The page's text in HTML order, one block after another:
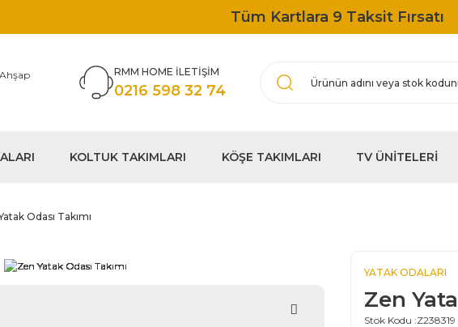
Tüm Kartlara 9 Taksit Fırsatı
RMM HOME İLETİŞİM
0216 598 32 74
KOLTUK TAKIMLARI KÖŞE TAKIMLARI TV ÜNİTELERİ
Odası Takımı
YATAK ODALARI
Zen
Stok Kodu :Z238319